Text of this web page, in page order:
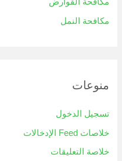
مكافحة القوارض
مكافحة النمل
منوعات
تسجيل الدخول
خلاصات Feed الإدخالات
خلاصة التعليقات